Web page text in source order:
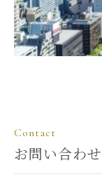
Contact
お問い合わ